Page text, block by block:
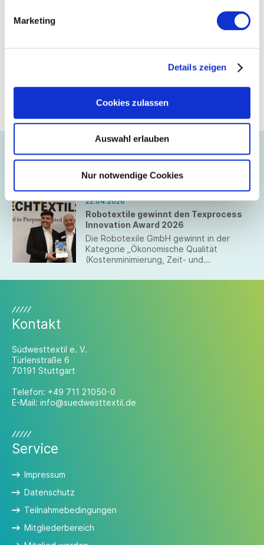
Marketing
Details zeigen
Cookies zulassen
Auswahl erlauben
Nur notwendige Cookies
Aus dem Unternehmen
22.04.2026
Robotextile gewinnt den Texprocess
Innovation Award 2026
Die Robotexile GmbH gewinnt in der
Kategorie „Ökonomische Qualität
(Kostenminimierung, Zeit- und
einen Texprocess Innovation Award 2026.
Kontakt
Südwesttextil e. V.
Türlenstraße 6
70191 Stuttgart
Telefon: +49 711 21050-0
E-Mail: info@suedwesttextil.de
Service
Impressum
Datenschutz
Teilnahmebedingungen
Mitgliederbereich